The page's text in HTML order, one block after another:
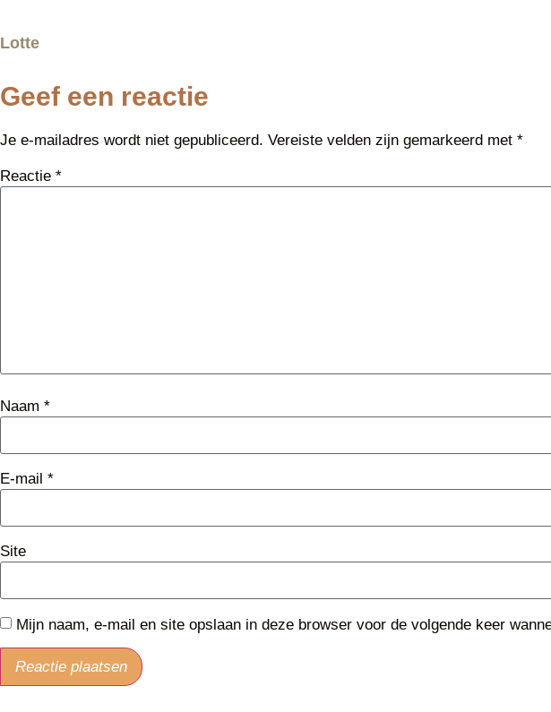
Lotte
Geef een reactie
Je e-mailadres wordt niet gepubliceerd. Vereiste velden zijn gemarkeerd met *
Reactie *
Naam *
E-mail *
Site
Mijn naam, e-mail en site opslaan in deze browser voor de volgende keer